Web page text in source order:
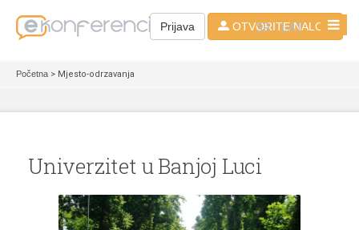
Prijava OTVORITE NALOG
SR - LAT
Početna > Mjesto-odrzavanja
Univerzitet u Banjoj Luci